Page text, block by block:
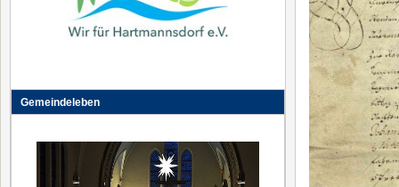
Gemeindeleben